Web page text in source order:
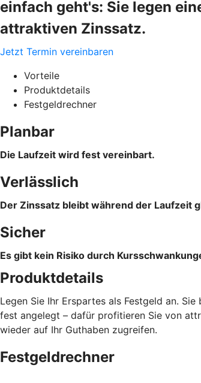
einfach geht's: Sie legen
attraktiven Zinssatz.
Jetzt Termin vereinbaren
Vorteile
Produktdetails
Festgeldrechner
Planbar
Die Laufzeit wird fest vereinbart.
Verlässlich
Der Zinssatz bleibt während der Laufzeit
Sicher
Es gibt kein Risiko durch
Produktdetails
Legen Sie Ihr Erspartes als Festgeld an.
fest angelegt – dafür profitieren Sie von
wieder auf Ihr Guthaben zugreifen.
Festgeldrechner